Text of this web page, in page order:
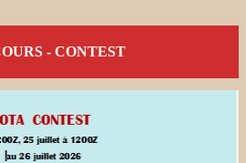
- CONTEST